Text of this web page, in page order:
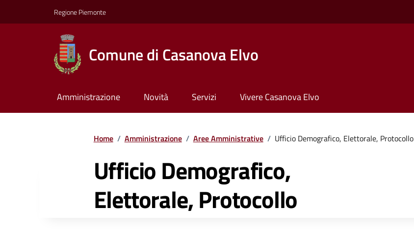
Regione Piemonte
Comune di Casanova Elvo
Amministrazione Novità Servizi Vivere Casanova Elvo
Home / Amministrazione / Aree Amministrative / Ufficio Demografico, Elettorale, Protocollo
Ufficio Demografico,
Elettorale, Protocollo